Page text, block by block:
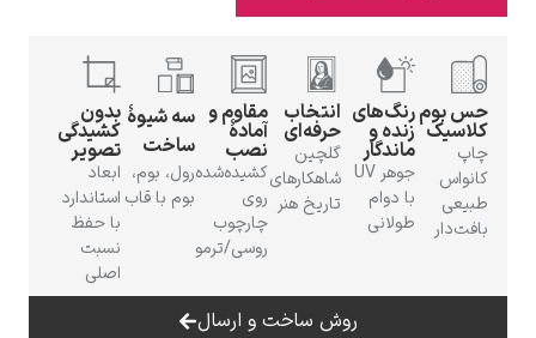
ادگار دگا
لودویگ دویچ
حس بوم
کلاسیک
کانواس
طبیعی
بافت‌دار
رنگ‌های
زنده و
ماندگار
جوهر UV
با دوام
طولانی
انتخاب
حرفه‌ای
گلچین
شاهکارهای
تاریخ هنر
مقاوم و
آمادهٔ
نصب
کشیده‌شده
روی
چارچوب
روسی/ترمو
سه شیوهٔ
ساخت
رول، بوم،
بوم با قاب
بدون
کشیدگی
تصویر
ابعاد
استاندارد
با حفظ
روش ساخت و ارسال